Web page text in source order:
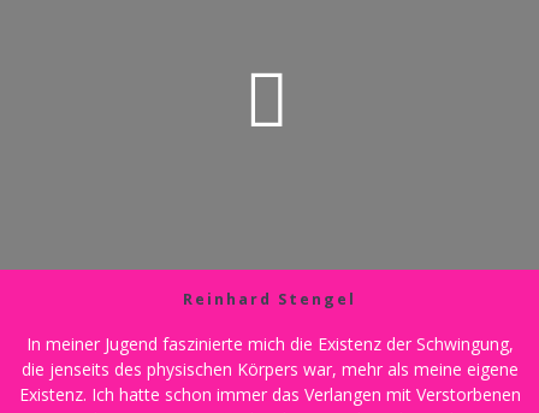
Reinhard Stengel
In meiner Jugend faszinierte mich die Existenz der Schwingung,
die jenseits des physischen Körpers war, mehr als meine eigene
Existenz. Ich hatte schon immer das Verlangen mit Verstorbenen